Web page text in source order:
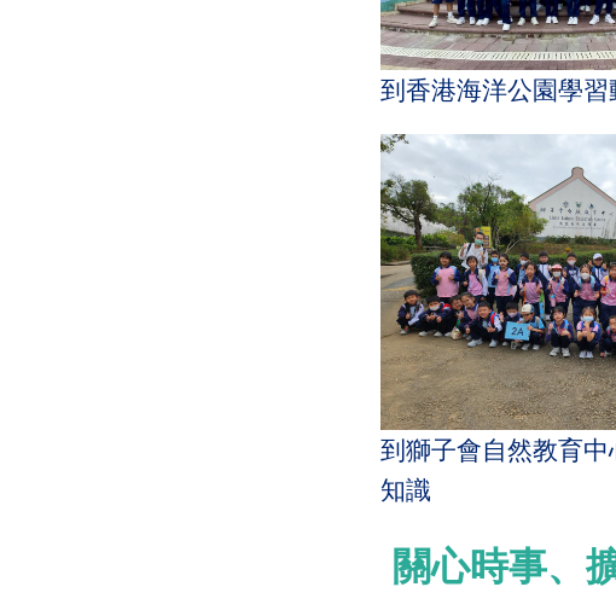
到香港海洋公園學
到獅子會自然教育
知識
關心時事、